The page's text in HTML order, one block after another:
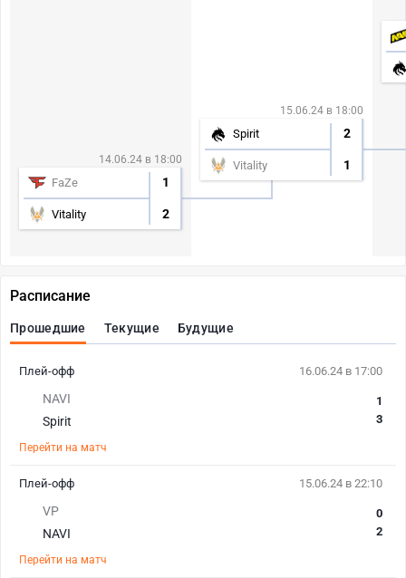
14.06.24 в 18:00
FaZe 1
Vitality 2
15.06.24 в 18:00
Spirit 2
Vitality 1
Расписание
Прошедшие Текущие Будущие
16.06.24 в 17:00
NAVI
Spirit
1
3
Перейти на матч
Плей-офф
15.06.24 в 22:10
VP
NAVI
0
2
Перейти на матч
Плей-офф